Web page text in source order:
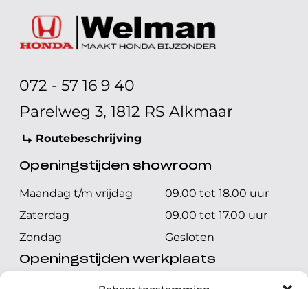
072 - 57 16 9 40
Parelweg 3, 1812 RS Alkmaar
Routebeschrijving
Openingstijden showroom
Maandag t/m vrijdag
09.00 tot 18.00 uur
Zaterdag
09.00 tot 17.00 uur
Zondag
Gesloten
Openingstijden werkplaats